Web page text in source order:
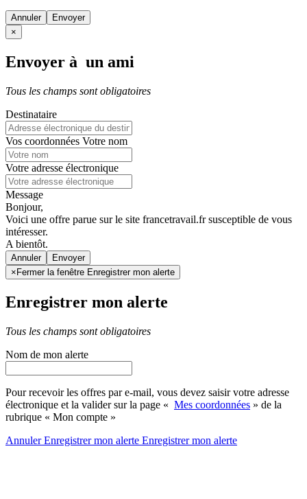
Annuler
×
Envoyer à un ami
Tous les champs sont obligatoires
Destinataire
Vos coordonnées Votre nom
Votre adresse électronique
Message
Bonjour,
Voici une offre parue sur le site francetravail.fr susceptible de vous
intéresser.
A bientôt.
Annuler
× Fermer la fenêtre Enregistrer mon alerte
Enregistrer mon alerte
Tous les champs sont obligatoires
Nom de mon alerte
Pour recevoir les offres par e-mail, vous devez saisir votre adresse
électronique et la valider sur la page « Mes coordonnées » de la
rubrique « Mon compte »
AnnulerEnregistrer mon alerte Enregistrermon alerte